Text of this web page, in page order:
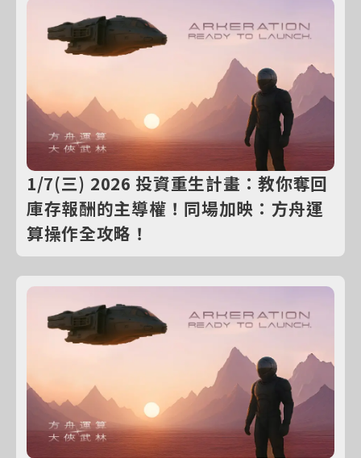
1/7(三) 2026 投資重生計畫：教你奪回
庫存報酬的主導權！同場加映：方舟運
算操作全攻略！